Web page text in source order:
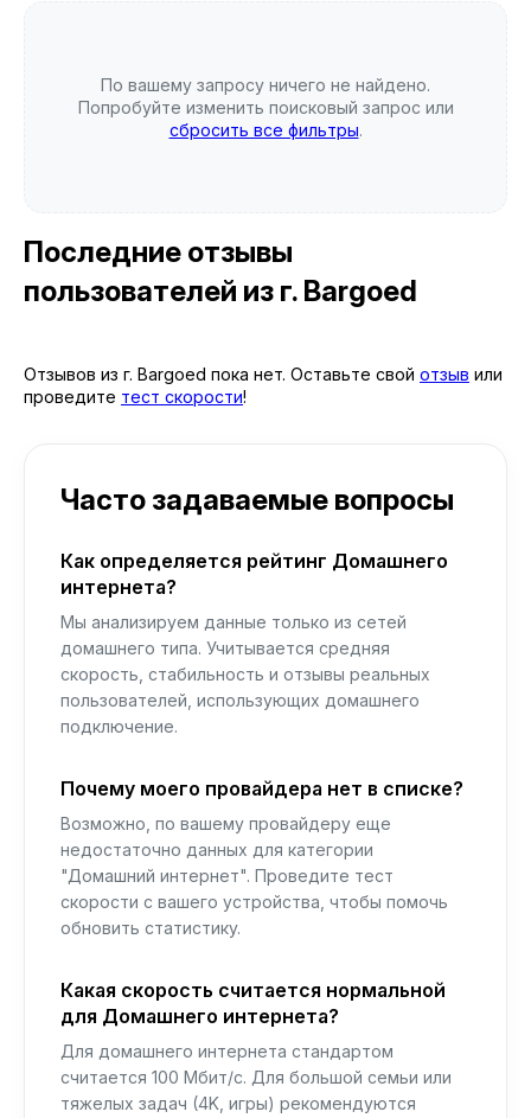
По вашему запросу ничего не найдено.
Попробуйте изменить поисковый запрос или
сбросить все фильтры.
Последние отзывы
пользователей из г. Bargoed
Отзывов из г. Bargoed пока нет. Оставьте свой отзыв или
проведите тест скорости!
Часто задаваемые вопросы
Как определяется рейтинг Домашнего
интернета?
Мы анализируем данные только из сетей
домашнего типа. Учитывается средняя
скорость, стабильность и отзывы реальных
пользователей, использующих домашнего
подключение.
Почему моего провайдера нет в списке?
Возможно, по вашему провайдеру еще
недостаточно данных для категории
"Домашний интернет". Проведите тест
скорости с вашего устройства, чтобы помочь
обновить статистику.
Какая скорость считается нормальной
для Домашнего интернета?
Для домашнего интернета стандартом
считается 100 Мбит/с. Для большой семьи или
тяжелых задач (4K, игры) рекомендуются